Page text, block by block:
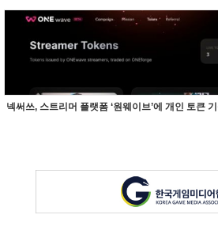
넥써쓰, 스트리머 플랫폼 ‘원웨이브’에 개인 토큰